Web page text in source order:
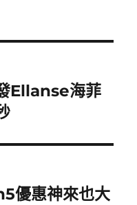
Ellanse海菲
優惠神來也大